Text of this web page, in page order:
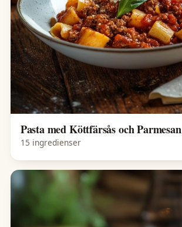
Pasta med Köttfärsås och Parmesan
15 ingredienser